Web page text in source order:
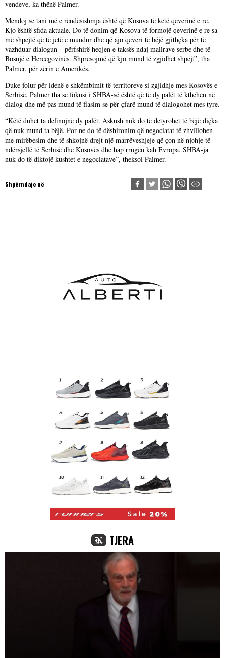
vendeve, ka thënë Palmer.
Mendoj se tani më e rëndësishmja është që Kosova të ketë qeverinë e re.
Kjo është sfida aktuale. Do të donim që Kosova të formojë qeverinë e re sa
më shpejtë që të jetë e mundur dhe që ajo qeveri të bëjë gjithçka për të
vazhduar dialogun – përfshirë heqjen e taksës ndaj mallrave serbe dhe të
Bosnjë e Hercegovinës. Shpresojmë që kjo mund të zgjidhet shpejt”, tha
Palmer, për zërin e Amerikës.
Duke folur për idenë e shkëmbimit të territoreve si zgjidhje mes Kosovës e
Serbisë, Palmer tha se fokusi i SHBA-së është që të dy palët të kthehen në
dialog dhe më pas mund të flasim se për çfarë mund të dialogohet mes tyre.
“Këtë duhet ta definojnë dy palët. Askush nuk do të detyrohet të bëjë diçka
që nuk mund ta bëjë. Por ne do të dëshironim që negociatat të zhvillohen
me mirëbesim dhe të shkojnë drejt një marrëveshjeje që çon në njohje të
ndërsjellë të Serbisë dhe Kosovës dhe hap rrugën kah Evropa. SHBA-ja
nuk do të diktojë kushtet e negociatave”, theksoi Palmer.
Shpërndaje në
TJERA